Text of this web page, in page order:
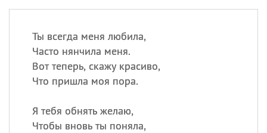
Ты всегда меня любила,
Часто нянчила меня.
Вот теперь, скажу красиво,
Что пришла моя пора.
Я тебя обнять желаю,
Чтобы вновь ты поняла,